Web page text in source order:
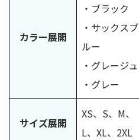
カラー展開
・ブラック
・サックスブ
ルー
・グレージュ
・グレー
サイズ展開
XS、S、M、
L、XL、2XL